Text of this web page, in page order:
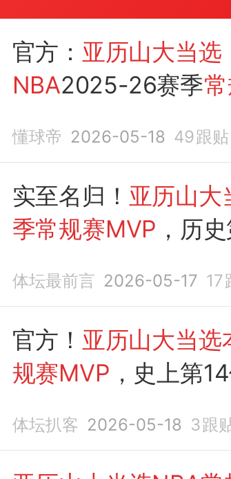
官方： 亚历山大当选
NBA2025-26赛季
懂球帝 2026-05-18 49跟贴
实至名归！ 亚历山大
季常规赛MVP ，历
体坛最前言 2026-05-17 17
官方！ 亚历山大当选
规赛MVP ，史上第
体坛扒客 2026-05-18 3跟